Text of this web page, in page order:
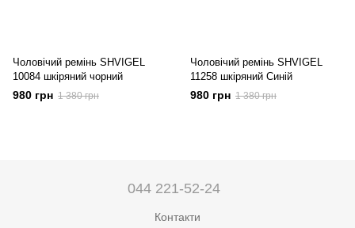
Чоловічий ремінь SHVIGEL
10084 шкіряний чорний
980 грн 1 380 грн
Чоловічий ремінь SHVIGEL
11258 шкіряний Синій
980 грн 1 380 грн
044 221-52-24
Контакти